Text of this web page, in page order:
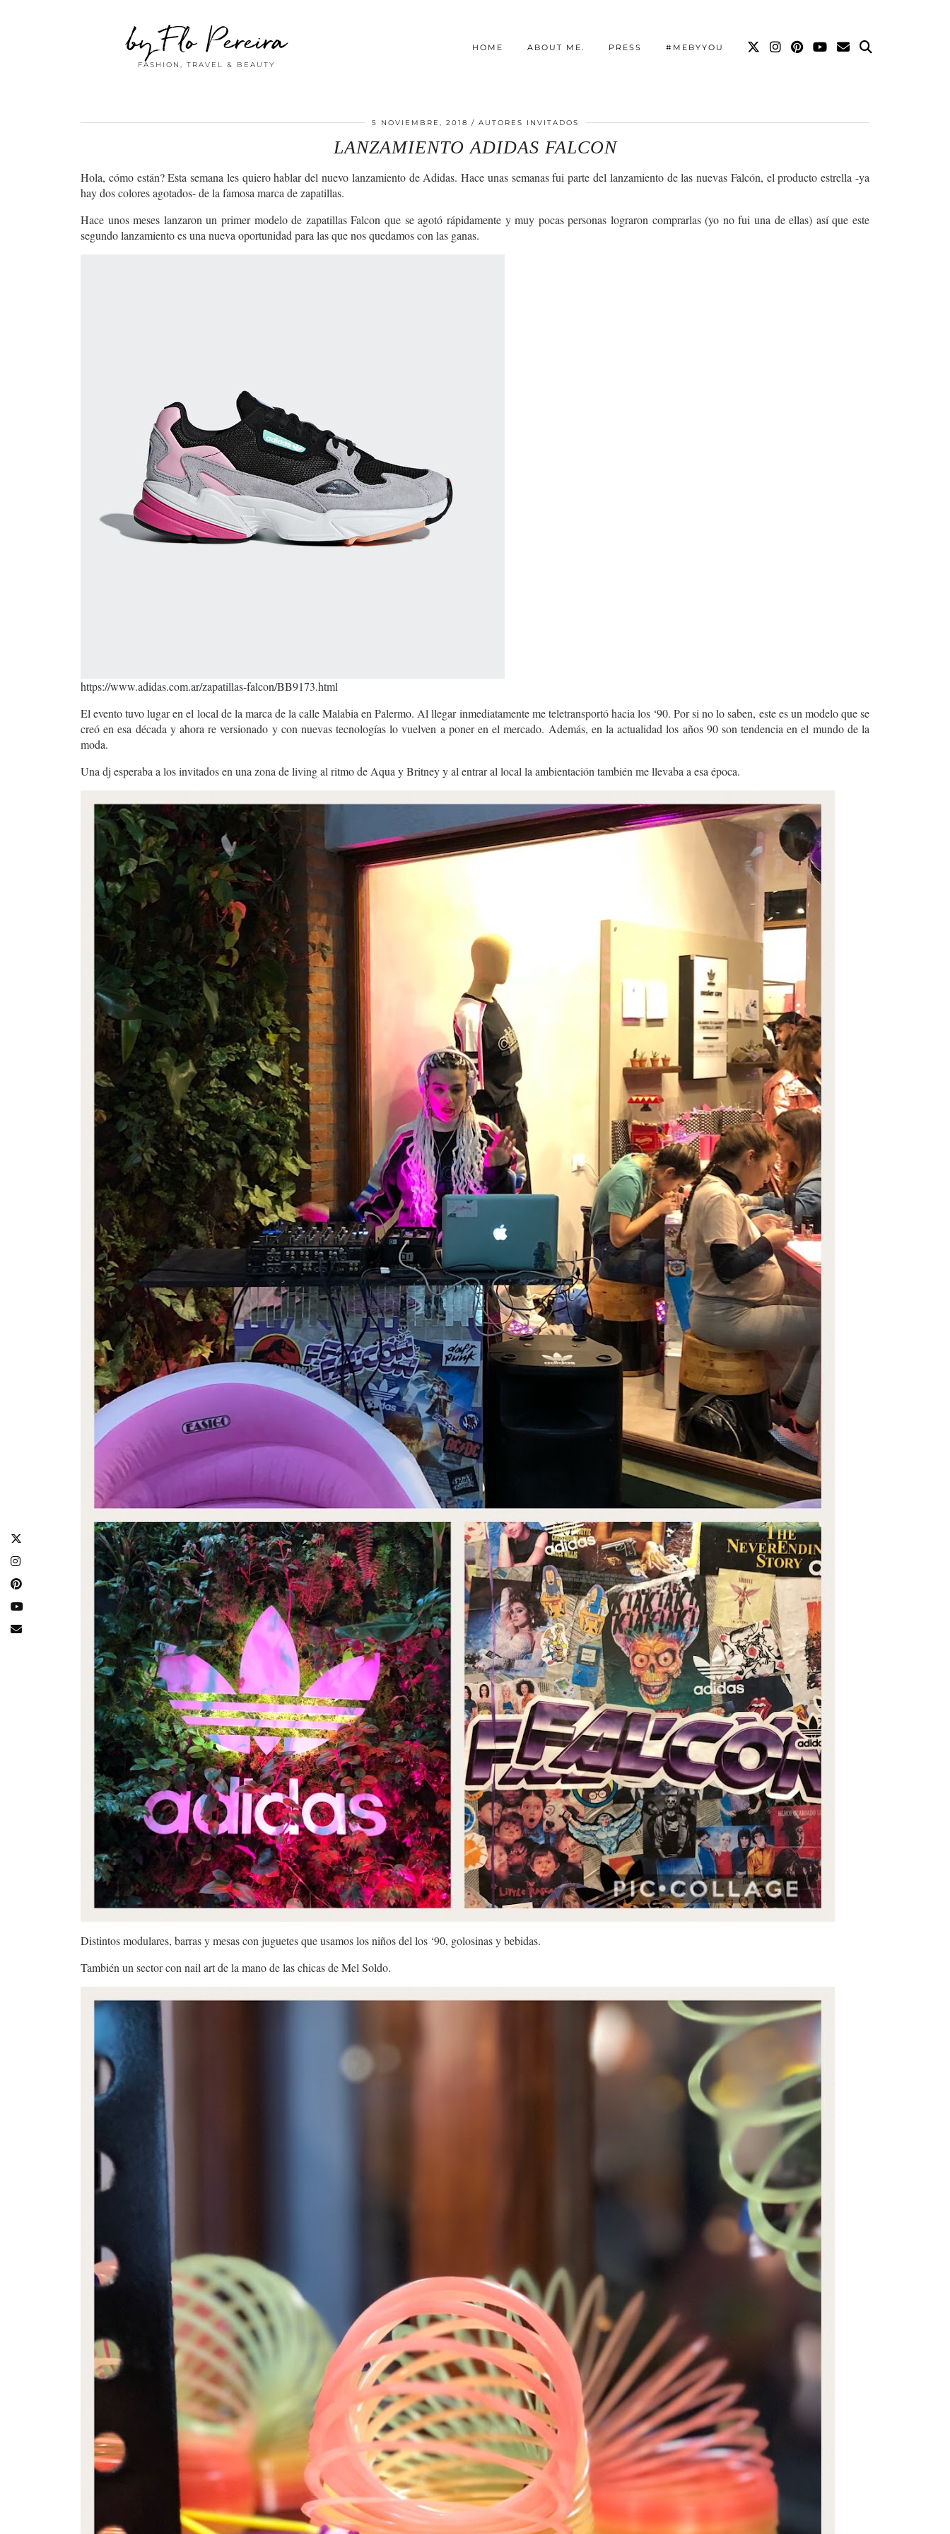
by Flo Pereira
FASHION, TRAVEL & BEAUTY
HOME ABOUT ME. PRESS #MEBYYOU
5 NOVIEMBRE, 2018 AUTORES INVITADOS
LANZAMIENTO ADIDAS FALCON
Hola, cómo están? Esta semana les quiero hablar del nuevo lanzamiento de Adidas. Hace unas semanas fui parte del lanzamiento de las nuevas Falcón, el producto estrella -ya
hay dos colores agotados- de la famosa marca de zapatillas.
Hace unos meses lanzaron un primer modelo de zapatillas Falcon que se agotó rápidamente y muy pocas personas lograron comprarlas (yo no fui una de ellas) así que este
segundo lanzamiento es una nueva oportunidad para las que nos quedamos con las ganas.
https://www.adidas.com.ar/zapatillas-falcon/BB9173.html
El evento tuvo lugar en el local de la marca de la calle Malabia en Palermo. Al llegar inmediatamente me teletransportó hacia los ‘90. Por si no lo saben, este es un modelo que se
creó en esa década y ahora re versionado y con nuevas tecnologías lo vuelven a poner en el mercado. Además, en la actualidad los años 90 son tendencia en el mundo de la
moda.
Una dj esperaba a los invitados en una zona de living al ritmo de Aqua y Britney y al entrar al local la ambientación también me llevaba a esa época.
Distintos modulares, barras y mesas con juguetes que usamos los niños del los ‘90, golosinas y bebidas.
También un sector con nail art de la mano de las chicas de Mel Soldo.